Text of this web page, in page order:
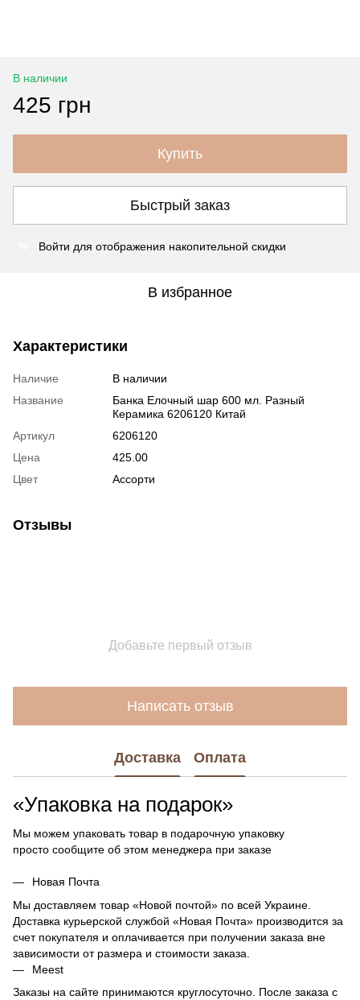
В наличии
425 грн
Купить
Быстрый заказ
Войти для отображения накопительной скидки
В избранное
Характеристики
Наличие
В наличии
Название
Банка Елочный шар 600 мл. Разный
Керамика 6206120 Китай
Артикул
6206120
Цена
425.00
Цвет
Ассорти
Отзывы
Добавьте первый отзыв
Написать отзыв
Доставка Оплата
«Упаковка на подарок»
Мы можем упаковать товар в подарочную упаковку
просто сообщите об этом менеджера при заказе
Новая Почта
Мы доставляем товар «Новой почтой» по всей Украине.
Доставка курьерской службой «Новая Почта» производится за
счет покупателя и оплачивается при получении заказа вне
зависимости от размера и стоимости заказа.
Meest
Заказы на сайте принимаются круглосуточно. После заказа с